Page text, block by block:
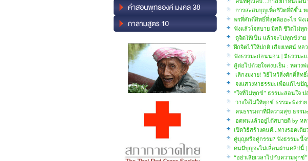
การสะสมบุญเพื่อชีวิตที่ดีขึ้น
พรที่ศักดิ์สิทธิ์ที่สุดคืออะไร ฟัง
ฟังแล้วใจสบาย มีสติ ชีวิตไม่ทุ
ดูจิตให้เป็น แล้วจะไม่ทุกข์ง่าย
ฝึกจิตไว้ให้ปกติ เสียงเทศน์ ห
ฟังธรรมะก่อนนอน | มีธรรมะ
สู้ต่อไปด้วยใจสงบเย็น : หลว
เลิกงมงาย! วิธีไหว้สิ่งศักดิ์สิท
จงแสวงหาธรรมะเพื่อแก้ไขปั
“ใจที่ไม่ทุกข์” ธรรมะสอนใจ
วางใจไม่ให้ทุกข์ ธรรมะฟังง่า
คนธรรมดาที่มีความสุข ธรรม
อดทนแล้วอยู่ได้สบายดี by ห
เปิดวิธีสร้างคนดี...ทางรอดเ
คู่บุญหรือคู่กรรม? ฟังธรรมะนี้
คนมีบุญจะไม่เลื่อนผ่านคลิปนี้ |
“อย่าเสียเวลาไปกับความทุก